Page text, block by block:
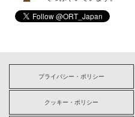
プライバシー・ポリシー
クッキー・ポリシー